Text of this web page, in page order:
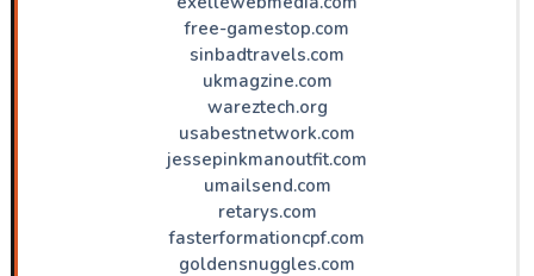
free-gamestop.com
sinbadtravels.com
ukmagzine.com
wareztech.org
usabestnetwork.com
jessepinkmanoutfit.com
umailsend.com
retarys.com
fasterformationcpf.com
goldensnuggles.com